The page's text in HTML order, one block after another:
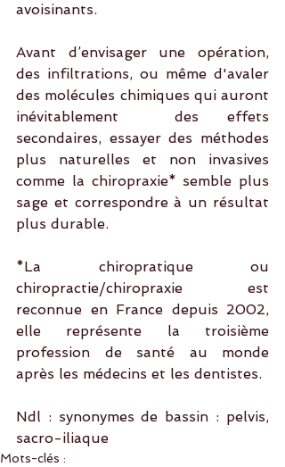
avoisinants.
Avant d’envisager une opération,
des infiltrations, ou même d'avaler
des molécules chimiques qui auront
inévitablement  des effets
secondaires, essayer des méthodes
plus naturelles et non invasives
comme la chiropraxie* semble plus
sage et correspondre à un résultat
plus durable.
*La chiropratique ou
chiropractie/chiropraxie est
reconnue en France depuis 2002,
elle représente la troisième
profession de santé au monde
après les médecins et les dentistes.
Ndl : synonymes de bassin : pelvis,
sacro-iliaque
Mots-clés :